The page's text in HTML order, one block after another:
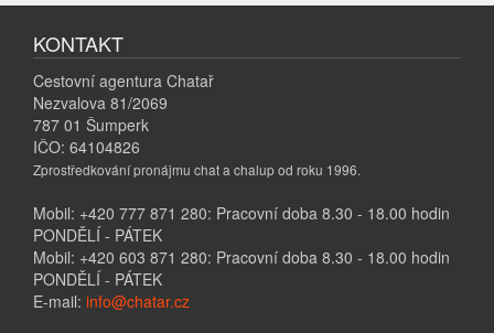
KONTAKT
Cestovní agentura Chatař
Nezvalova 81/2069
787 01 Šumperk
IČO: 64104826
Zprostředkování pronájmu chat a chalup od roku 1996.
Mobil: +420 777 871 280: Pracovní doba 8.30 - 18.00 hodin
PONDĚLÍ - PÁTEK
Mobil: +420 603 871 280: Pracovní doba 8.30 - 18.00 hodin
PONDĚLÍ - PÁTEK
E-mail: info@chatar.cz